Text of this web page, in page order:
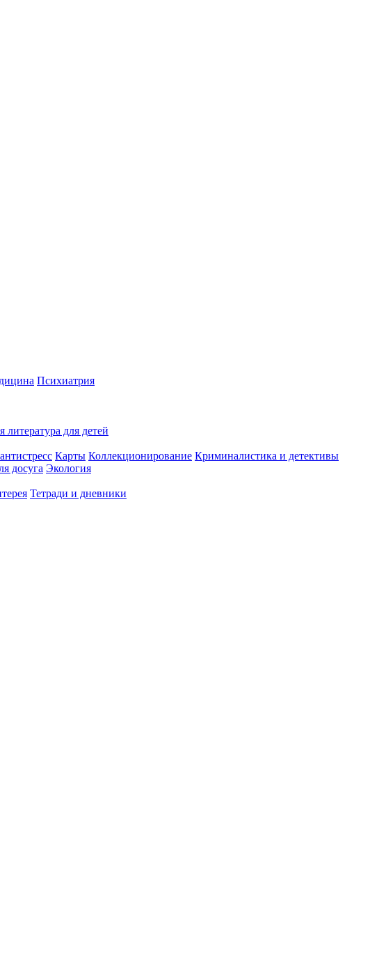
Психиатрия
литература для детей
Карты Коллекционирование Криминалистика и детективы
досуга Экология
Тетради и дневники